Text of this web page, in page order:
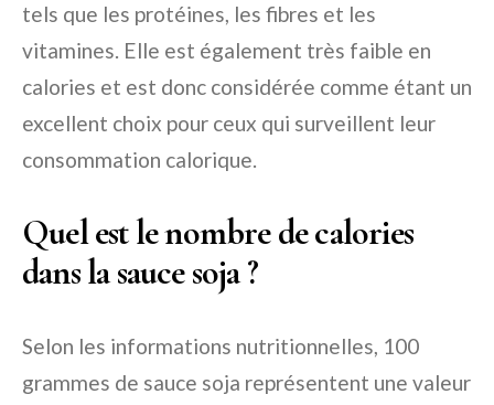
tels que les protéines, les fibres et les
vitamines. Elle est également très faible en
calories et est donc considérée comme étant un
excellent choix pour ceux qui surveillent leur
consommation calorique.
Quel est le nombre de calories
dans la sauce soja ?
Selon les informations nutritionnelles, 100
grammes de sauce soja représentent une valeur